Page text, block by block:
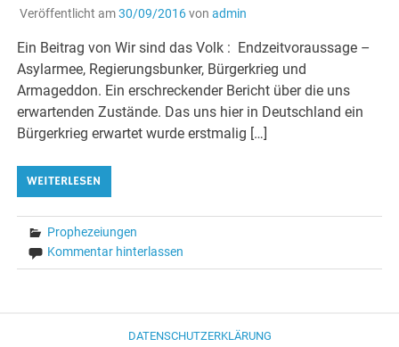
Veröffentlicht am30/09/2016von admin
Ein Beitrag von Wir sind das Volk : Endzeitvoraussage –
Asylarmee, Regierungsbunker, Bürgerkrieg und
Armageddon. Ein erschreckender Bericht über die uns
erwartenden Zustände. Das uns hier in Deutschland ein
Bürgerkrieg erwartet wurde erstmalig […]
WEITERLESEN
Prophezeiungen
Kommentar hinterlassen
DATENSCHUTZERKLÄRUNG